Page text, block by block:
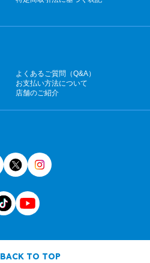
よくあるご質問（Q&A）
お支払い方法について
店舗のご紹介
BACK TO TOP